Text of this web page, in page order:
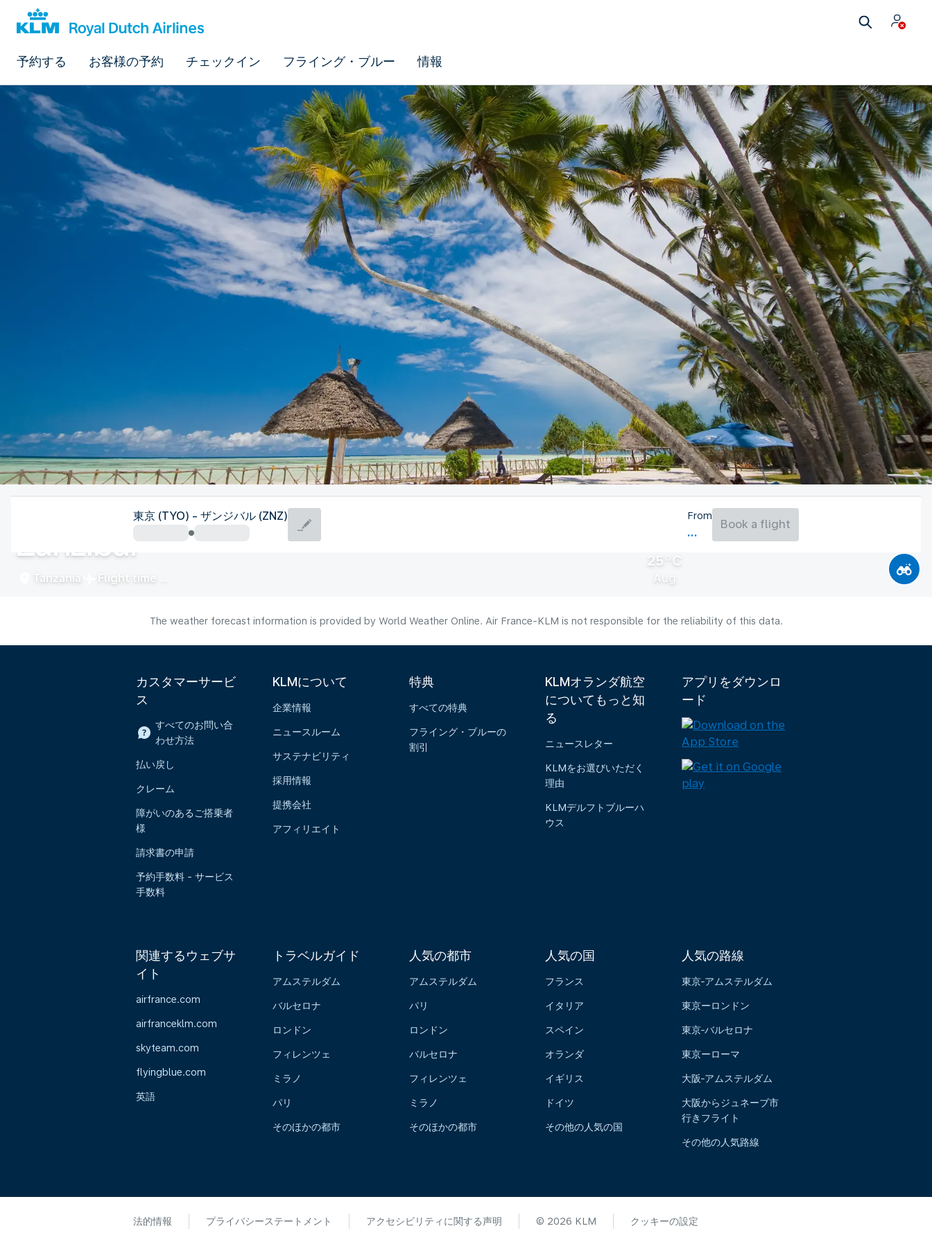
予約する お客様の予約 チェックイン フライング・ブルー 情報
Zanzibar
Tanzania Flight time
25°C
Aug
東京 (TYO) - ザンジバル (ZNZ) From
Book a flight
The weather forecast information is provided by World Weather Online. Air France-KLM is not responsible for the reliability of this data.
カスタマーサービ
ス
すべてのお問い合
わせ方法
払い戻し
クレーム
障がいのあるご搭乗者
様
請求書の申請
予約手数料 - サービス
手数料
KLMについて
企業情報
ニュースルーム
サステナビリティ
採用情報
提携会社
アフィリエイト
特典
すべての特典
フライング・ブルーの
割引
KLMオランダ航空
についてもっと知
る
ニュースレター
KLMをお選びいただく
理由
KLMデルフトブルーハ
ウス
アプリをダウンロ
ード
関連するウェブサ
イト
airfrance.com
airfranceklm.com
skyteam.com
flyingblue.com
英語
トラベルガイド
アムステルダム
バルセロナ
ロンドン
フィレンツェ
ミラノ
パリ
そのほかの都市
人気の都市
アムステルダム
パリ
ロンドン
バルセロナ
フィレンツェ
ミラノ
そのほかの都市
人気の国
フランス
イタリア
スペイン
オランダ
イギリス
ドイツ
その他の人気の国
人気の路線
東京‐アムステルダム
東京ーロンドン
東京‐バルセロナ
東京ーローマ
大阪‐アムステルダム
大阪からジュネーブ市
行きフライト
その他の人気路線
法的情報 プライバシーステートメント アクセシビリティに関する声明 © 2026 KLM クッキーの設定